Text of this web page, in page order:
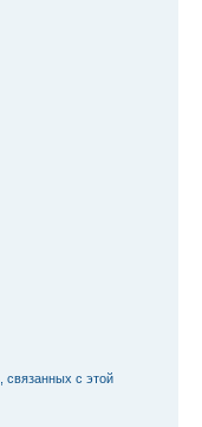
связанных с этой